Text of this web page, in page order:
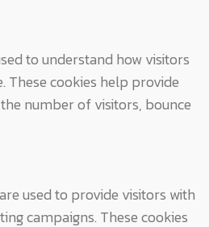
to understand how visitors
These cookies help provide
number of visitors, bounce
used to provide visitors with
campaigns. These cookies